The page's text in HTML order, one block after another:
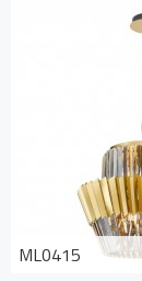
ML0415